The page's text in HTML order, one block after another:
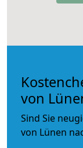
von
Sind Sie
von Lünen